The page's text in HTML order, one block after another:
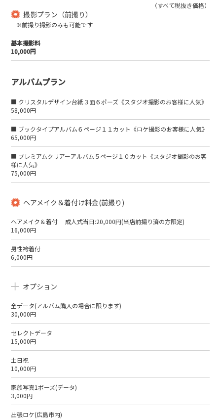
（すべて税抜き価格）
撮影プラン（前撮り）
※前撮り撮影のみも可能です
基本撮影料
10,000円
アルバムプラン
■ クリスタルデザイン台紙３面６ポーズ《スタジオ撮影のお客様に人気》
58,000円
■ ブックタイプアルバム６ページ１１カット《ロケ撮影のお客様に人気》
65,000円
■ プレミアムクリアーアルバム５ページ１０カット《スタジオ撮影のお客
様に人気》
75,000円
ヘアメイク＆着付け料金(前撮り)
ヘアメイク＆着付 成人式当日:20,000円(当店前撮り済の方限定)
16,000円
男性袴着付
6,000円
オプション
全データ(アルバム購入の場合に限ります)
30,000円
セレクトデータ
15,000円
土日祝
10,000円
家族写真1ポーズ(データ)
3,000円
出張ロケ(広島市内)